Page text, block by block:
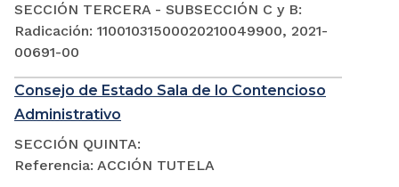
SECCIÓN TERCERA - SUBSECCIÓN C y B:
Radicación: 11001031500020210049900, 2021-
00691-00
Consejo de Estado Sala de lo Contencioso
Administrativo
SECCIÓN QUINTA:
Referencia: ACCIÓN TUTELA